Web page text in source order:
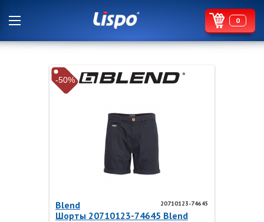
0
-50%
20710123-74645
Blend
Шорты 20710123-74645 Blend